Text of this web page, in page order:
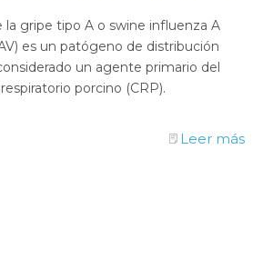
la gripe tipo A o swine influenza A
es un patógeno de distribución
un agente primario del
porcino (CRP).
Leer más